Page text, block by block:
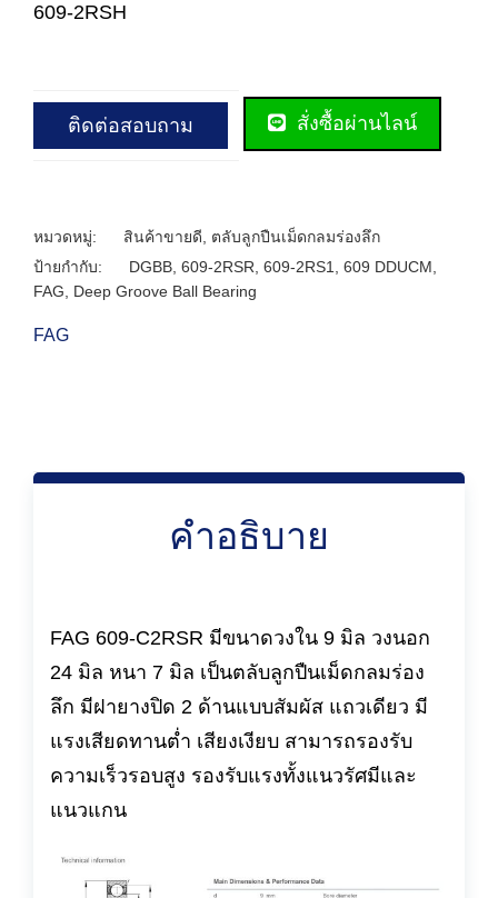
609-2RSH
ติดต่อสอบถาม สั่งซื้อผ่านไลน์
หมวดหมู่: สินค้าขายดี
ตลับลูกปืนเม็ดกลมร่องลึก
ป้ายกำกับ:
DGBB 609-2RSR 609-2RS1 609 DDUCM
FAG
Deep Groove Ball Bearing
FAG
คำอธิบาย
FAG 609-C2RSR มีขนาดวงใน 9 มิล วงนอก
24 มิล หนา 7 มิล เป็นตลับลูกปืนเม็ดกลมร่อง
ลึก มีฝายางปิด 2 ด้านแบบสัมผัส แถวเดียว มี
แรงเสียดทานต่ำ เสียงเงียบ สามารถรองรับ
ความเร็วรอบสูง รองรับแรงทั้งแนวรัศมีและ
แนวแกน